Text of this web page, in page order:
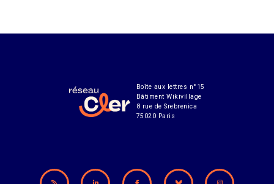
Boîte aux lettres n°15
Bâtiment Wikivillage
8 rue de Srebrenica
75020 Paris